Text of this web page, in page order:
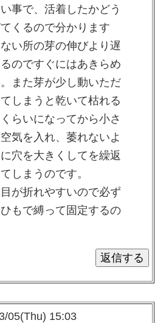
事で、活着したかどう
くるので分かります
い所の芽の伸びより遅
のですぐにはあきらめ
また芽が少し動いただ
しまうと乾いて枯れる
らいになってから小さ
気を入れ、萎れないよ
穴を大きくしてを繰返
しまうのです。
が折れやすいので必ず
もで縛って固定するの
05(Thu) 15:03